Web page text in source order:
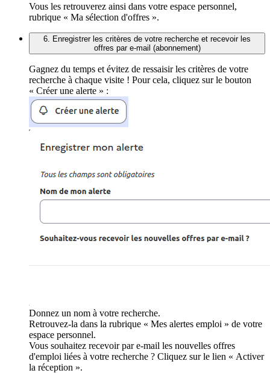
Vous les retrouverez ainsi dans votre espace personnel,
rubrique « Ma sélection d'offres ».
6. Enregistrer les critères de votre recherche et recevoir les
offres par e-mail (abonnement)
Gagnez du temps et évitez de ressaisir les critères de votre
recherche à chaque visite ! Pour cela, cliquez sur le bouton
« Créer une alerte » :
Donnez un nom à votre recherche.
Retrouvez-la dans la rubrique « Mes alertes emploi » de votre
espace personnel.
Vous souhaitez recevoir par e-mail les nouvelles offres
d'emploi liées à votre recherche ? Cliquez sur le lien « Activer
la réception ».